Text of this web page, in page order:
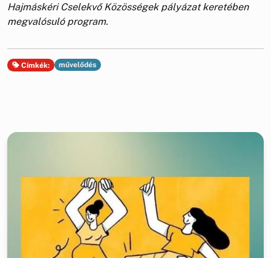
Hajmáskéri Cselekvő Közösségek pályázat keretében
megvalósuló program.
Címkék: művelődés